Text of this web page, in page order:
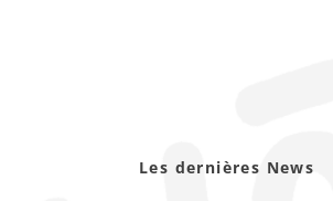
Les dernières News